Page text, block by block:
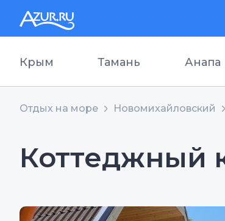
Крым Тамань Анапа
Отдых на море Новомихайловский
Коттеджный